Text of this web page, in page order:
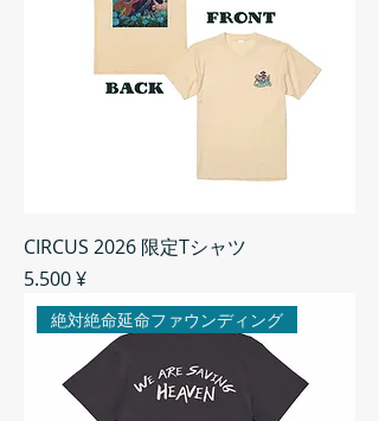
CIRCUS 2026 限定Tシャツ
Preis
5.500 ¥
絶対絶命延命ファウンディング